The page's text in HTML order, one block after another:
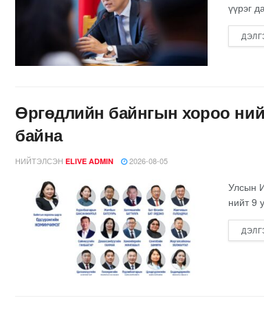
үүрэг
Өргөдлийн байнгын хороо
байна
НИЙТЭЛСЭН ELIVE ADMIN 2026-08-05
Улсын
нийт 9